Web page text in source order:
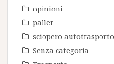
opinioni
pallet
sciopero autotrasporto
Senza categoria